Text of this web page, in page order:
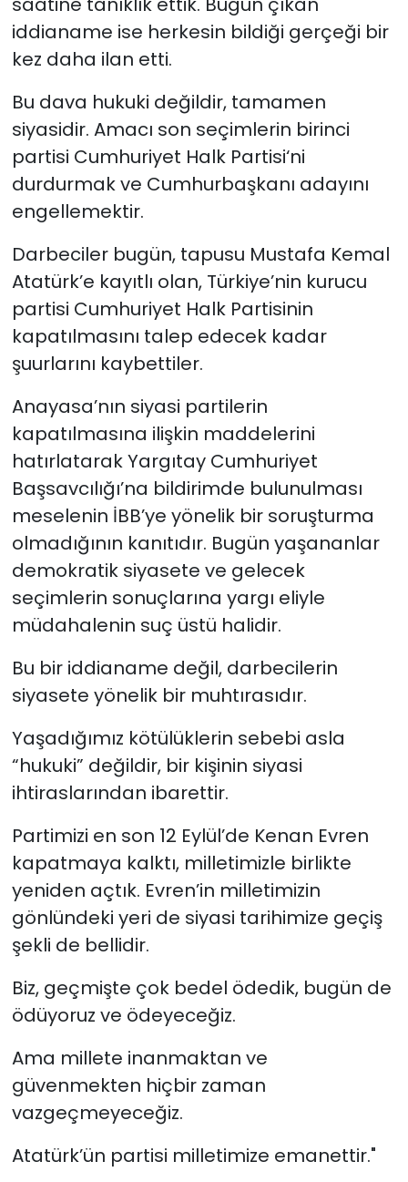
iddianame ise herkesin bildiği gerçeği bir
kez daha ilan etti.
Bu dava hukuki değildir, tamamen
siyasidir. Amacı son seçimlerin birinci
partisi Cumhuriyet Halk Partisi‘ni
durdurmak ve Cumhurbaşkanı adayını
engellemektir.
Darbeciler bugün, tapusu Mustafa Kemal
Atatürk’e kayıtlı olan, Türkiye’nin kurucu
partisi Cumhuriyet Halk Partisinin
kapatılmasını talep edecek kadar
şuurlarını kaybettiler.
Anayasa’nın siyasi partilerin
kapatılmasına ilişkin maddelerini
hatırlatarak Yargıtay Cumhuriyet
Başsavcılığı’na bildirimde bulunulması
meselenin İBB’ye yönelik bir soruşturma
olmadığının kanıtıdır. Bugün yaşananlar
demokratik siyasete ve gelecek
seçimlerin sonuçlarına yargı eliyle
müdahalenin suç üstü halidir.
Bu bir iddianame değil, darbecilerin
siyasete yönelik bir muhtırasıdır.
Yaşadığımız kötülüklerin sebebi asla
“hukuki” değildir, bir kişinin siyasi
ihtiraslarından ibarettir.
Partimizi en son 12 Eylül’de Kenan Evren
kapatmaya kalktı, milletimizle birlikte
yeniden açtık. Evren’in milletimizin
gönlündeki yeri de siyasi tarihimize geçiş
şekli de bellidir.
Biz, geçmişte çok bedel ödedik, bugün de
ödüyoruz ve ödeyeceğiz.
Ama millete inanmaktan ve
güvenmekten hiçbir zaman
vazgeçmeyeceğiz.
Atatürk’ün partisi milletimize emanettir."